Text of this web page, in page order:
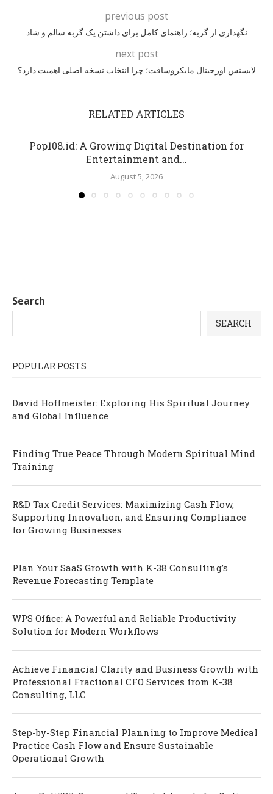
previous post
نگهداری از گربه؛ راهنمای کامل برای داشتن یک گربه سالم و شاد
next post
لایسنس اورجینال مایکروسافت؛ چرا انتخاب نسخه اصلی اهمیت دارد؟
RELATED ARTICLES
Pop108.id: A Growing Digital Destination for
Entertainment and...
August 5, 2026
Search
SEARCH
POPULAR POSTS
David Hoffmeister: Exploring His Spiritual Journey
and Global Influence
Finding True Peace Through Modern Spiritual Mind
Training
R&D Tax Credit Services: Maximizing Cash Flow,
Supporting Innovation, and Ensuring Compliance
for Growing Businesses
Plan Your SaaS Growth with K-38 Consulting’s
Revenue Forecasting Template
WPS Office: A Powerful and Reliable Productivity
Solution for Modern Workflows
Achieve Financial Clarity and Business Growth with
Professional Fractional CFO Services from K-38
Consulting, LLC
Step-by-Step Financial Planning to Improve Medical
Practice Cash Flow and Ensure Sustainable
Operational Growth